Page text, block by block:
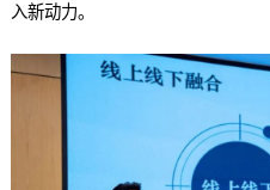
入新动力。